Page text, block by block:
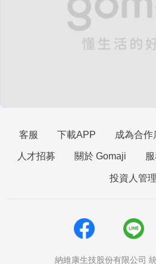
客服 下載APP 成為合作
人才招募 關於 Gomaji
投資人管理
納維康生技股份有限公司